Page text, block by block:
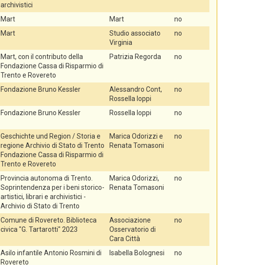
archivistici
Mart Mart
no
Mart
Studio associato
Virginia
no
Mart, con il contributo della
Fondazione Cassa di Risparmio di
Trento e Rovereto
Patrizia Regorda no
Fondazione Bruno Kessler
Alessandro Cont,
Rossella Ioppi
no
Fondazione Bruno Kessler Rossella Ioppi no
Geschichte und Region / Storia e
regione Archivio di Stato di Trento
Fondazione Cassa di Risparmio di
Trento e Rovereto
Marica Odorizzi e
Renata Tomasoni
no
Provincia autonoma di Trento.
Soprintendenza per i beni storico-
artistici, librari e archivistici -
Archivio di Stato di Trento
Marica Odorizzi,
Renata Tomasoni
no
Comune di Rovereto. Biblioteca
civica "G. Tartarotti" 2023
Associazione
Osservatorio di
Cara Città
no
Asilo infantile Antonio Rosmini di
Rovereto
Isabella Bolognesi no